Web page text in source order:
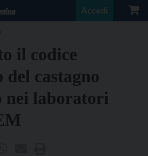
Accedi
il codice
del castagno
nei laboratori